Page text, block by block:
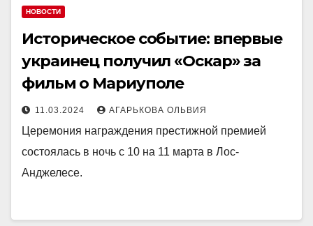
НОВОСТИ
Историческое событие: впервые
украинец получил «Оскар» за
фильм о Мариуполе
11.03.2024 АГАРЬКОВА ОЛЬВИЯ
Церемония награждения престижной премией
состоялась в ночь с 10 на 11 марта в Лос-
Анджелесе.